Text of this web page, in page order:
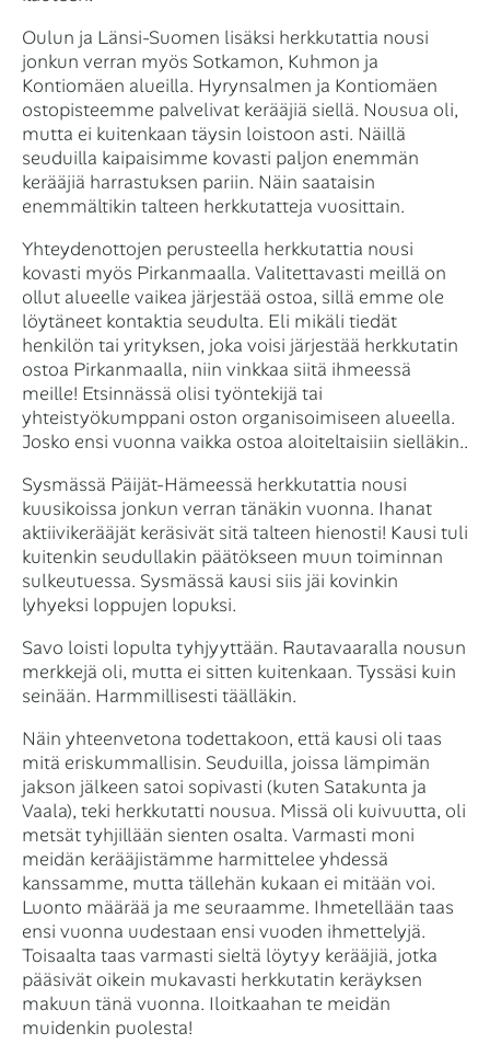
Oulun ja Länsi-Suomen lisäksi herkkutattia nousi
jonkun verran myös Sotkamon, Kuhmon ja
Kontiomäen alueilla. Hyrynsalmen ja Kontiomäen
ostopisteemme palvelivat kerääjiä siellä. Nousua oli,
mutta ei kuitenkaan täysin loistoon asti. Näillä
seuduilla kaipaisimme kovasti paljon enemmän
kerääjiä harrastuksen pariin. Näin saataisin
enemmältikin talteen herkkutatteja vuosittain.
Yhteydenottojen perusteella herkkutattia nousi
kovasti myös Pirkanmaalla. Valitettavasti meillä on
ollut alueelle vaikea järjestää ostoa, sillä emme ole
löytäneet kontaktia seudulta. Eli mikäli tiedät
henkilön tai yrityksen, joka voisi järjestää herkkutatin
ostoa Pirkanmaalla, niin vinkkaa siitä ihmeessä
meille! Etsinnässä olisi työntekijä tai
yhteistyökumppani oston organisoimiseen alueella.
Josko ensi vuonna vaikka ostoa aloiteltaisiin sielläkin..
Sysmässä Päijät-Hämeessä herkkutattia nousi
kuusikoissa jonkun verran tänäkin vuonna. Ihanat
aktiivikerääjät keräsivät sitä talteen hienosti! Kausi tuli
kuitenkin seudullakin päätökseen muun toiminnan
sulkeutuessa. Sysmässä kausi siis jäi kovinkin
lyhyeksi loppujen lopuksi.
Savo loisti lopulta tyhjyyttään. Rautavaaralla nousun
merkkejä oli, mutta ei sitten kuitenkaan. Tyssäsi kuin
seinään. Harmmillisesti täälläkin.
Näin yhteenvetona todettakoon, että kausi oli taas
mitä eriskummallisin. Seuduilla, joissa lämpimän
jakson jälkeen satoi sopivasti (kuten Satakunta ja
Vaala), teki herkkutatti nousua. Missä oli kuivuutta, oli
metsät tyhjillään sienten osalta. Varmasti moni
meidän kerääjistämme harmittelee yhdessä
kanssamme, mutta tällehän kukaan ei mitään voi.
Luonto määrää ja me seuraamme. Ihmetellään taas
ensi vuonna uudestaan ensi vuoden ihmettelyjä.
Toisaalta taas varmasti sieltä löytyy kerääjiä, jotka
pääsivät oikein mukavasti herkkutatin keräyksen
makuun tänä vuonna. Iloitkaahan te meidän
muidenkin puolesta!